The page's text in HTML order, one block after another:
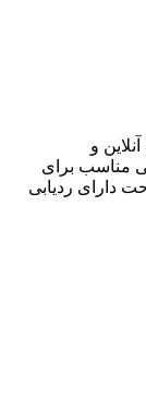
و
مناسب برای
دارای ردیابی